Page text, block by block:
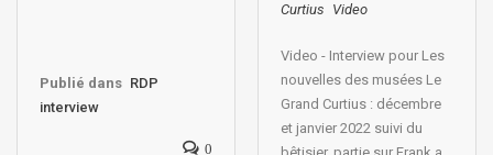
Publié dans RDP
interview
0
Curtius Video
Video - Interview pour Les
nouvelles des musées Le
Grand Curtius : décembre
et janvier 2022 suivi du